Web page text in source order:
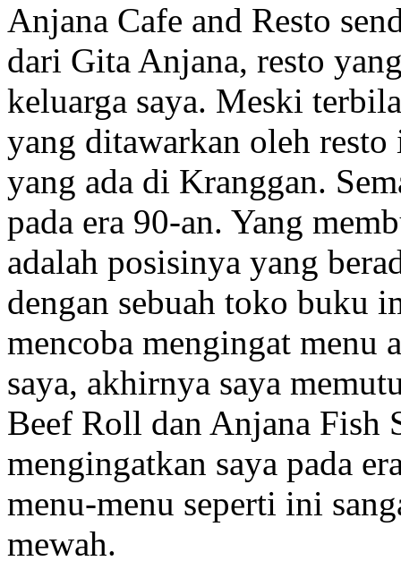
Anjana Cafe and Resto
dari Gita Anjana, resto
keluarga saya. Meski
yang ditawarkan oleh resto
yang ada di Kranggan.
pada era 90-an. Yang
adalah posisinya yang
dengan sebuah toko buku
mencoba mengingat menu
saya, akhirnya saya
Beef Roll dan Anjana Fish
mengingatkan saya pada
menu-menu seperti ini
mewah.